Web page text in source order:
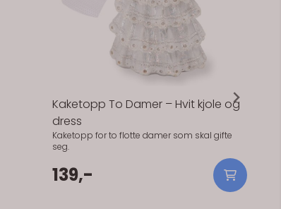
Kaketopp To Damer – Hvit kjole og
dress
Kaketopp for to flotte damer som skal gifte
seg.
139,-
På lager